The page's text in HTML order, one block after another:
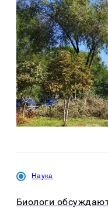
Наука
Биологи